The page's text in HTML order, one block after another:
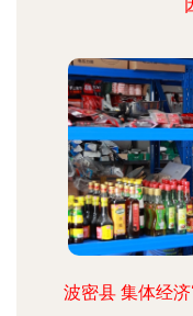
波密县 集体经济